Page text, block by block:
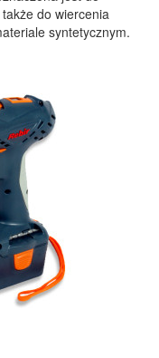
do wiercenia
syntetycznym.